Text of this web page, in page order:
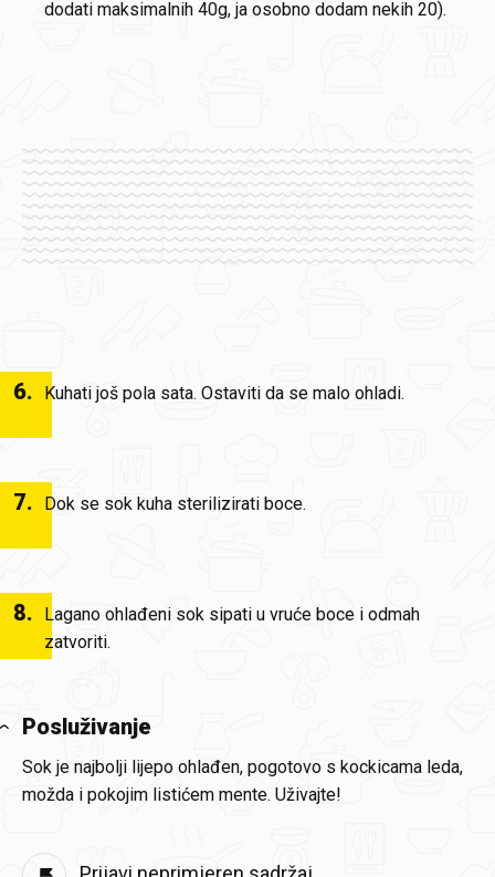
dodati maksimalnih 40g, ja osobno dodam nekih 20).
6. Kuhati još pola sata. Ostaviti da se malo ohladi.
7. Dok se sok kuha sterilizirati boce.
8.
Lagano ohlađeni sok sipati u vruće boce i odmah
zatvoriti.
Posluživanje
Sok je najbolji lijepo ohlađen, pogotovo s kockicama leda,
možda i pokojim listićem mente. Uživajte!